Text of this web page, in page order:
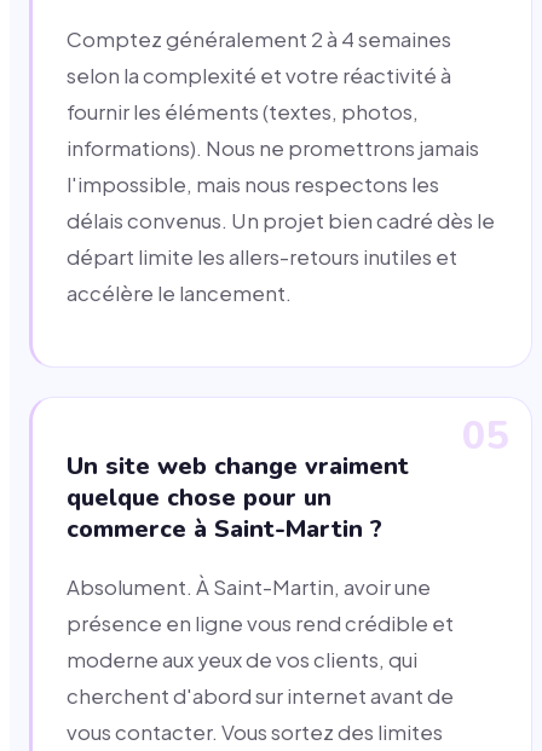
Comptez généralement 2 à 4 semaines
selon la complexité et votre réactivité à
fournir les éléments (textes, photos,
informations). Nous ne promettrons jamais
l'impossible, mais nous respectons les
délais convenus. Un projet bien cadré dès le
départ limite les allers-retours inutiles et
accélère le lancement.
05
Un site web change vraiment
quelque chose pour un
commerce à Saint-Martin ?
Absolument. À Saint-Martin, avoir une
présence en ligne vous rend crédible et
moderne aux yeux de vos clients, qui
cherchent d'abord sur internet avant de
vous contacter. Vous sortez des limites